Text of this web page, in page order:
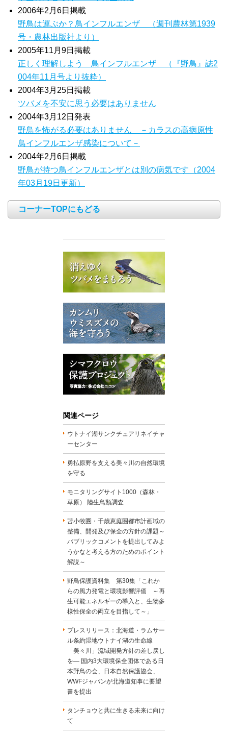
2006年2月6日掲載
野鳥は運ぶか？鳥インフルエンザ （週刊農林第1939
号・農林出版社より）
2005年11月9日掲載
正しく理解しよう 鳥インフルエンザ （『野鳥』誌2
004年11月号より抜粋）
2004年3月25日掲載
ツバメを不安に思う必要はありません
2004年3月12日発表
野鳥を怖がる必要はありません －カラスの高病原性
鳥インフルエンザ感染について－
2004年2月6日掲載
野鳥が持つ鳥インフルエンザとは別の病気です（2004
年03月19日更新）
コーナーTOPにもどる
関連ページ
ウトナイ湖サンクチュアリネイチャ
ーセンター
勇払原野を支える美々川の自然環境
を守る
モニタリングサイト1000（森林・
草原） 陸生鳥類調査
苫小牧圏・千歳恵庭圏都市計画域の
整備、開発及び保全の方針の課題～
パブリックコメントを提出してみよ
うかなと考える方のためのポイント
解説～
野鳥保護資料集 第30集「これか
らの風力発電と環境影響評価 ～再
生可能エネルギーの導入と、生物多
様性保全の両立を目指して～」
プレスリリース：北海道・ラムサー
ル条約湿地ウトナイ湖の生命線
「美々川」流域開発方針の差し戻し
を― 国内3大環境保全団体である日
本野鳥の会、日本自然保護協会、
WWFジャパンが北海道知事に要望
書を提出
タンチョウと共に生きる未来に向け
て